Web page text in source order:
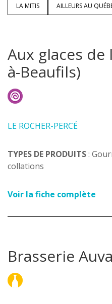
LA MITIS AILLEURS AU
Aux glaces de
à-Beaufils)
LE ROCHER-PERCÉ
TYPES DE PRODUITS:
collations
Voir la fiche complète
Brasserie